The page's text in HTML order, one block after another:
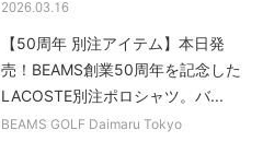
2026.03.16
【50周年 別注アイテム】本日発
売！BEAMS創業50周年を記念した
LACOSTE別注ポロシャツ。バ...
BEAMS GOLF Daimaru Tokyo